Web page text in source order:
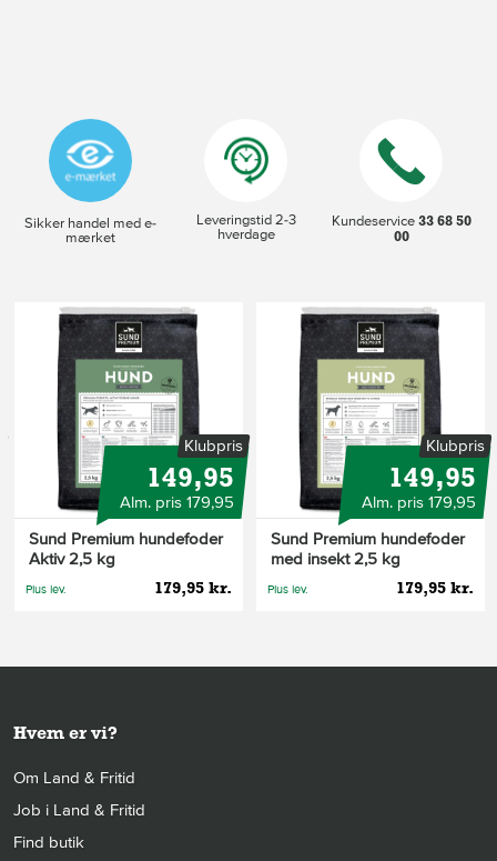
Sikker handel med e-
mærket
Leveringstid 2-3
hverdage
Kundeservice33 68 50
00
Klubpris
149,95
Alm. pris 179,95
Sund Premium hundefoder
Aktiv 2,5 kg
179,95 kr.
Plus lev.
Klubpris
149,95
Alm. pris 179,95
Sund Premium hundefoder
med insekt 2,5 kg
179,95 kr.
Plus lev.
Hvem er vi?
Om Land & Fritid
Job i Land & Fritid
Find butik